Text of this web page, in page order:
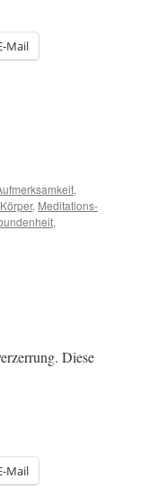
Mail
,
Körper, Meditations-
,
Diese
Mail